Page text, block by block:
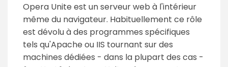
Opera Unite est un serveur web à l'intérieur
même du navigateur. Habituellement ce rôle
est dévolu à des programmes spécifiques
tels qu'Apache ou IIS tournant sur des
machines dédiées - dans la plupart des cas -